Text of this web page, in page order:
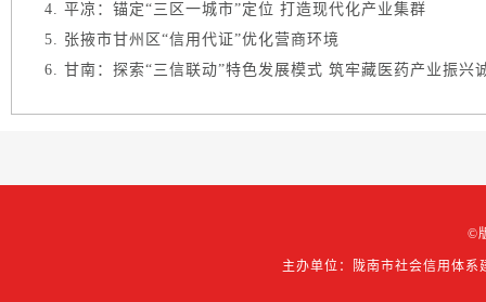
平凉：锚定“三区一城市”定位 打造现代化产业集群
张掖市甘州区“信用代证”优化营商环境
甘南：探索“三信联动”特色发展模式 筑牢藏医药产业振兴
©
主办单位：陇南市社会信用体系